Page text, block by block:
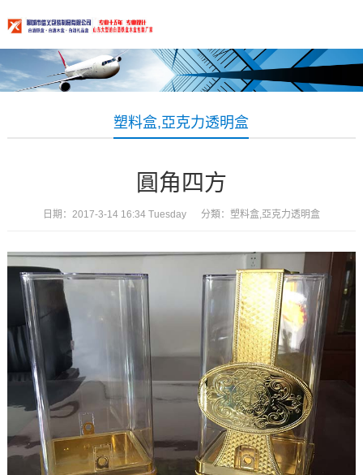
塑料盒,亞克力透明盒
圓角四方
日期：2017-3-14 16:34 Tuesday 分類： 塑料盒,亞克力透明盒